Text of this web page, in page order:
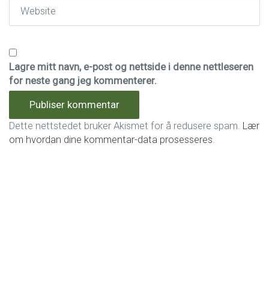
Lagre mitt navn, e-post og nettside i denne nettleseren
for neste gang jeg kommenterer.
Dette nettstedet bruker Akismet for å redusere spam. Lær
om hvordan dine kommentar-data prosesseres